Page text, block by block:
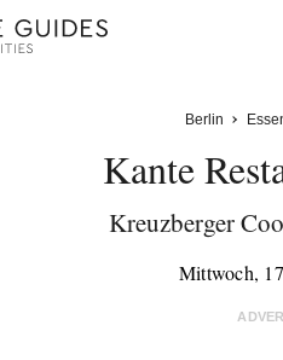
Berlin
Kante
Kreuzberger
Mittwoch,